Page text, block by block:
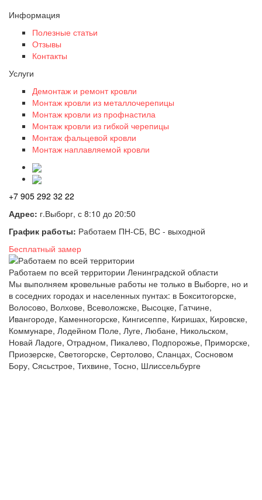
Информация
Полезные статьи
Отзывы
Контакты
Услуги
Демонтаж и ремонт кровли
Монтаж кровли из металлочерепицы
Монтаж кровли из профнастила
Монтаж кровли из гибкой черепицы
Монтаж фальцевой кровли
Монтаж наплавляемой кровли
+7 905 292 32 22
Адрес: г.Выборг, с 8:10 до 20:50
График работы: Работаем ПН-СБ, ВС - выходной
Бесплатный замер
Работаем по всей территории Ленинградской области
Мы выполняем кровельные работы не только в Выборге, но и
в соседних городах и населенных пунтах: в Бокситогорске,
Волосово, Волхове, Всеволожске, Высоцке, Гатчине,
Ивангороде, Каменногорске, Кингисеппе, Киришах, Кировске,
Коммунаре, Лодейном Поле, Луге, Любане, Никольском,
Новай Ладоге, Отрадном, Пикалево, Подпорожье, Приморске,
Приозерске, Светогорске, Сертолово, Сланцах, Сосновом
Бору, Сясьстрое, Тихвине, Тосно, Шлиссельбурге